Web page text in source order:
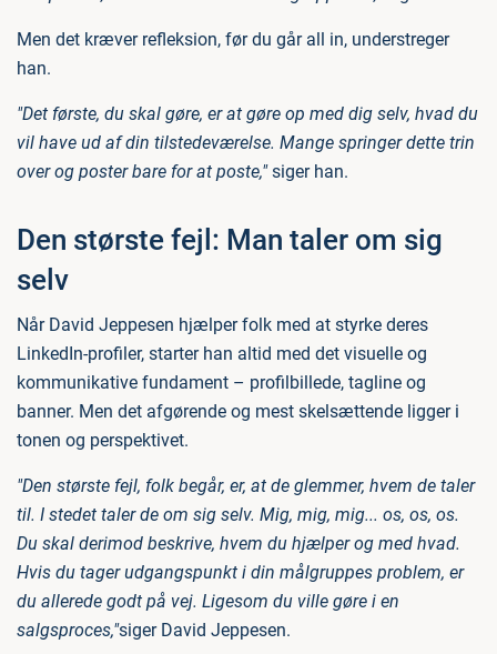
Men det kræver refleksion, før du går all in, understreger
han.
"Det første, du skal gøre, er at gøre op med dig selv, hvad du
vil have ud af din tilstedeværelse. Mange springer dette trin
over og poster bare for at poste,"siger han.
Den største fejl: Man taler om sig
selv
Når David Jeppesen hjælper folk med at styrke deres
LinkedIn-profiler, starter han altid med det visuelle og
kommunikative fundament – profilbillede, tagline og
banner. Men det afgørende og mest skelsættende ligger i
tonen og perspektivet.
"Den største fejl, folk begår, er, at de glemmer, hvem de taler
til. I stedet taler de om sig selv. Mig, mig, mig... os, os, os.
Du skal derimod beskrive, hvem du hjælper og med hvad.
Hvis du tager udgangspunkt i din målgruppes problem, er
du allerede godt på vej. Ligesom du ville gøre i en
salgsproces,"siger David Jeppesen.